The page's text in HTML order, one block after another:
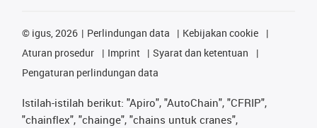
© igus, 2026 Perlindungan data
Kebijakan cookie
Aturan prosedur
Imprint
Syarat dan ketentuan
Pengaturan perlindungan data
Istilah-istilah berikut: "Apiro", "AutoChain", "CFRIP",
"chainflex", "chainge", "chains untuk cranes",